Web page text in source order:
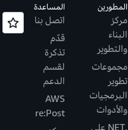
المطورين
مركز
البناء
والتطوير
مجموعات
تطوير
البرمجيات
والأدوات
المساعدة
اتصل بنا
قدّم
تذكرة
لقسم
الدعم
AWS
re:Post